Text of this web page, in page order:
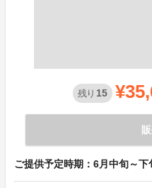
残り 15
ご提供予定時期：6月中旬～下